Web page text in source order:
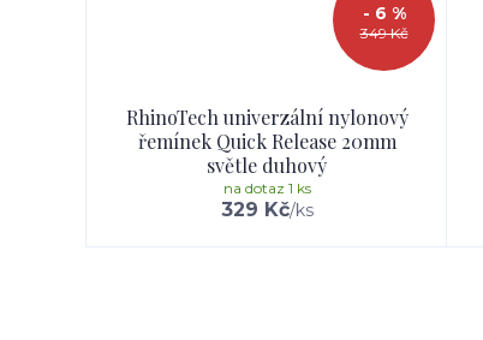
349 Kč
- 6 %
RhinoTech univerzální nylonový
řemínek Quick Release 20mm
světle duhový
329 Kč/ks
na dotaz 1 ks